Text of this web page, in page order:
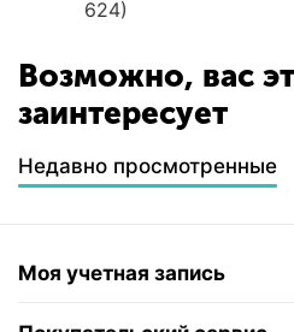
Возможно, вас
заинтересует
Недавно просмотренные
Моя учетная запись